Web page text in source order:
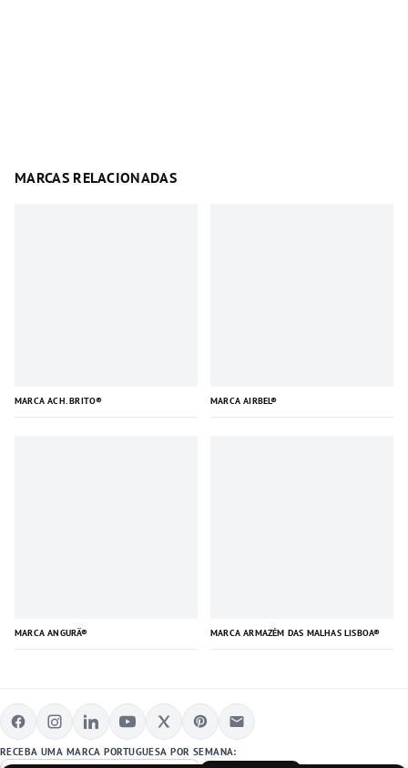
MARCAS RELACIONADAS
MARCA ACH. BRITO® MARCA AIRBEL®
MARCA ANGURÄ® MARCA ARMAZÉM DAS MALHAS LISBOA®
RECEBA UMA MARCA PORTUGUESA POR SEMANA: